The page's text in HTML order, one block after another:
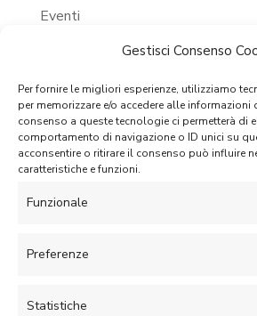
Gestisci Consenso
Per fornire le migliori esperienze, utilizziamo
per memorizzare e/o accedere alle
consenso a queste tecnologie ci permetterà di
comportamento di navigazione o ID unici su
acconsentire o ritirare il consenso può influire
caratteristiche e funzioni.
Funzionale
Preferenze
Statistiche
Eventi
Eventi 2024
Eventi passati
Prossimi eventi
Senza categoria
Accedi